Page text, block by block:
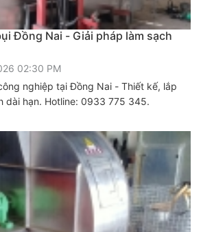
Đồng Nai - Giải pháp làm sạch
02:30 PM
nghiệp tại Đồng Nai - Thiết kế, lắp
dài hạn. Hotline: 0933 775 345.